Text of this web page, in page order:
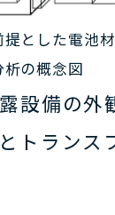
とした電池
の概念図
設備の外
トランス